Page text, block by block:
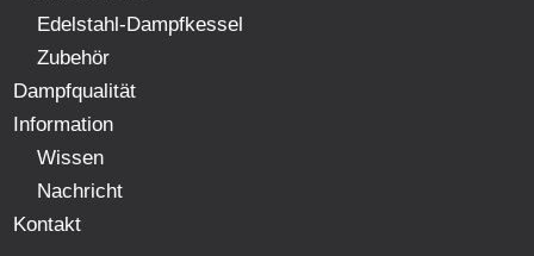
Edelstahl-Dampfkessel
Zubehör
Dampfqualität
Information
Wissen
Nachricht
Kontakt